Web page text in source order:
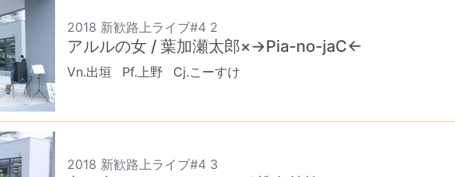
2018 新歓路上ライブ#4 2
アルルの女 / 葉加瀬太郎×→Pia-no-jaC←
Vn.出垣 Pf.上野 Cj.こーすけ
2018 新歓路上ライブ#4 3